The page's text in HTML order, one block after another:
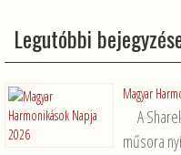
Legutóbbi
Magyar
A
műsora